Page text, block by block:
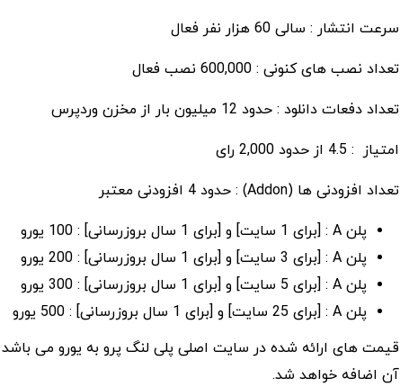
سرعت انتشار : سالی 60 هزار نفر فعال
تعداد نصب های کنونی : 600,000 نصب فعال
تعداد دفعات دانلود : حدود 12 میلیون بار از مخزن وردپرس
امتیاز : 4.5 از حدود 2,000 رای
تعداد افزودنی ها (Addon) : حدود 4 افزودنی معتبر
پلن A : [برای 1 سایت] و [برای 1 سال بروزرسانی] : 100 یورو
پلن A : [برای 3 سایت] و [برای 1 سال بروزرسانی] : 200 یورو
پلن A : [برای 5 سایت] و [برای 1 سال بروزرسانی] : 300 یورو
پلن A : [برای 25 سایت] و [برای 1 سال بروزرسانی] : 500 یورو
قیمت های ارائه شده در سایت اصلی پلی لنگ پرو به یورو می باشد
آن اضافه خواهد شد.